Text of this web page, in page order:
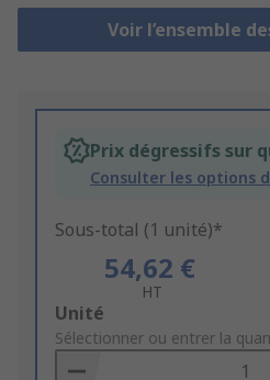
Voir l’ensemble
Prix dégressifs sur
Consulter les options
Sous-total (1 unité)*
54,62 €
HT
Add
to
Basket
Unité
Sélectionner ou entrer la